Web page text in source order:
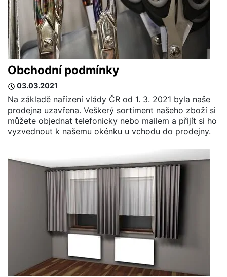
Obchodní podmínky
03.03.2021
Na základě nařízení vlády ČR od 1. 3. 2021 byla naše
prodejna uzavřena. Veškerý sortiment našeho zboží si
můžete objednat telefonicky nebo mailem a přijít si ho
vyzvednout k našemu okénku u vchodu do prodejny.